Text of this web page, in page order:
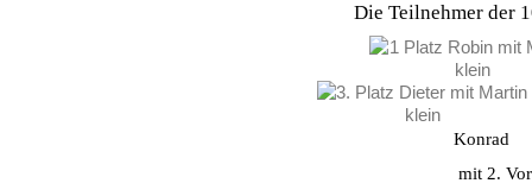
Die Teilnehmer der
Konrad
mit 2.